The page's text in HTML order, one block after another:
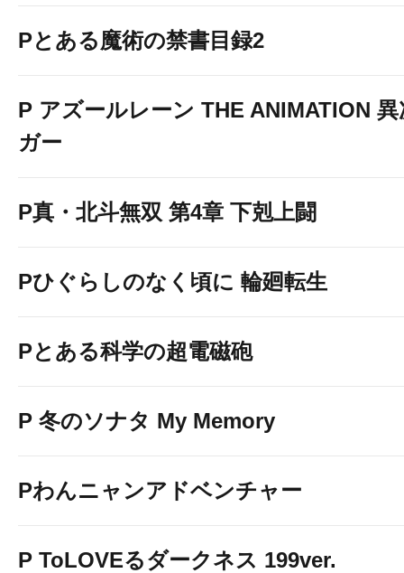
Pとある魔術の禁書目録2
P アズールレーン THE ANIMATION
ガー
P真・北斗無双 第4章 下剋上闘
Pひぐらしのなく頃に 輪廻転生
Pとある科学の超電磁砲
P 冬のソナタ My Memory
Pわんニャンアドベンチャー
P ToLOVEるダークネス 199ver.